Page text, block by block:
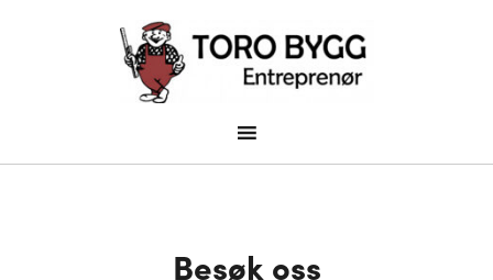
Besøk oss